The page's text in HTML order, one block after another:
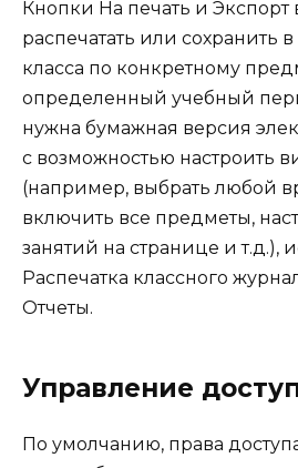
Кнопки На печать и Экспорт
распечатать или сохранить
класса по конкретному
определенный учебный
нужна бумажная версия
с возможностью настроить
(например, выбрать любой
включить все предметы,
занятий на странице и т.д.),
Распечатка классного
Отчеты.
Управление
По умолчанию, права